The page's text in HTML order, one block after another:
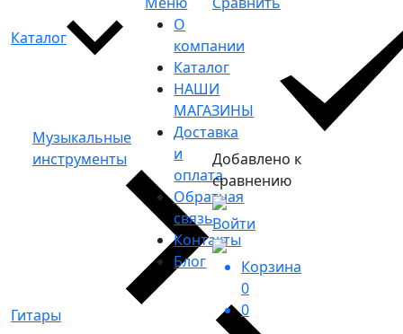
Каталог
Музыкальные
инструменты
Гитары
О
компании
Каталог
НАШИ
МАГАЗИНЫ
Доставка
и
оплата
Обратная
связь
Контакты
Блог
Добавлено к
сравнению
Войти
Корзина
0
0